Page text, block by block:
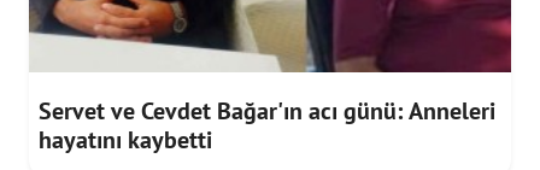
Servet ve Cevdet Bağar'ın acı günü: Anneleri
hayatını kaybetti